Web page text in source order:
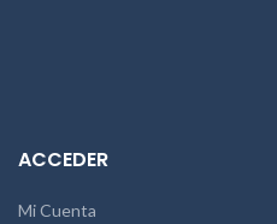
ACCEDER
Mi Cuenta